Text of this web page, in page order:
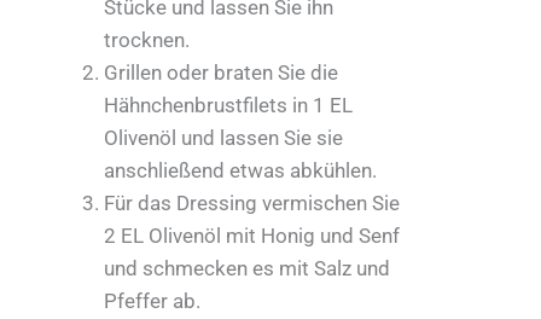
Stücke und lassen Sie ihn
trocknen.
Grillen oder braten Sie die
Hähnchenbrustfilets in 1 EL
Olivenöl und lassen Sie sie
anschließend etwas abkühlen.
Für das Dressing vermischen Sie
2 EL Olivenöl mit Honig und Senf
und schmecken es mit Salz und
Pfeffer ab.